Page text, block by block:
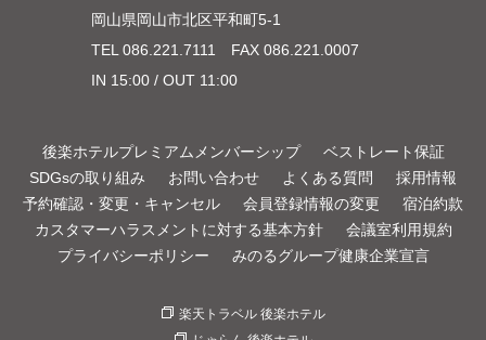
岡山県岡山市北区平和町5-1
TEL086.221.7111 FAX 086.221.0007
IN 15:00 / OUT 11:00
後楽ホテルプレミアムメンバーシップ
ベストレート保証
SDGsの取り組み
お問い合わせ よくある質問
採用情報
予約確認・変更・キャンセル
会員登録情報の変更
宿泊約款
カスタマーハラスメントに対する基本方針
会議室利用規約
プライバシーポリシー
みのるグループ健康企業宣言
楽天トラベル 後楽ホテル